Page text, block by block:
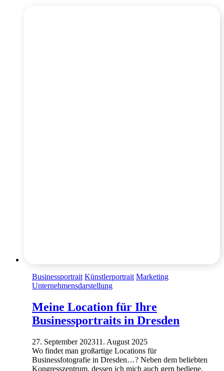
Businessportrait Künstlerportrait Marketing
Unternehmensdarstellung
Meine Location für Ihre
Businessportraits in Dresden
27. September 202311. August 2025
Wo findet man großartige Locations für
Businessfotografie in Dresden…? Neben dem beliebten
Kongresszentrum, dessen ich mich auch gern bediene,